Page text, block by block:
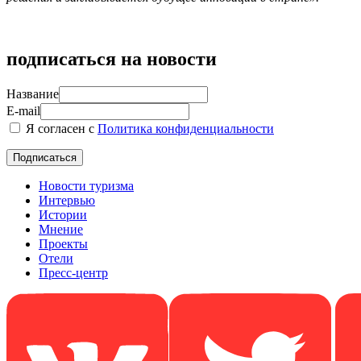
подписаться на новости
Название
E-mail
Я согласен с Политика конфиденциальности
Новости туризма
Интервью
Истории
Мнение
Проекты
Отели
Пресс-центр